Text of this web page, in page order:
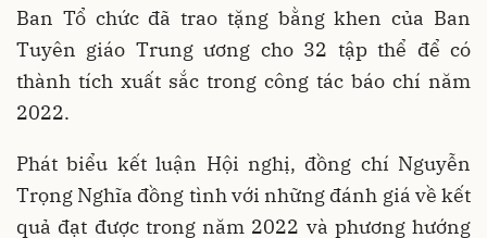
Ban Tổ chức đã trao tặng bằng khen của Ban
Tuyên giáo Trung ương cho 32 tập thể để có
thành tích xuất sắc trong công tác báo chí năm
2022.
Phát biểu kết luận Hội nghị, đồng chí Nguyễn
Trọng Nghĩa đồng tình với những đánh giá về kết
quả đạt được trong năm 2022 và phương hướng